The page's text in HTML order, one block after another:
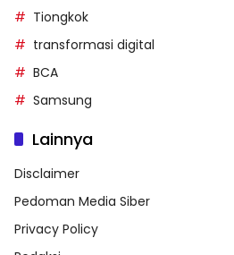
Tiongkok
transformasi digital
BCA
Samsung
Lainnya
Disclaimer
Pedoman Media Siber
Privacy Policy